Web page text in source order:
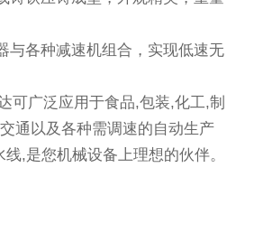
与各种减速机组合，实现低速无
可广泛应用于食品,包装,化工,制
通以及各种需调速的自动生产
,是您机械设备上理想的伙伴。